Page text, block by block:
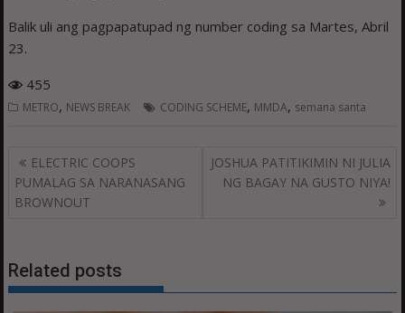
Balik uli ang pagpapatupad ng number coding sa Martes, Abril
23.
455
METRO, NEWS BREAK CODING SCHEME, MMDA, semana santa
Post
navigation
ELECTRIC COOPS
PUMALAG SA NARANASANG
BROWNOUT
JOSHUA PATITIKIMIN NI JULIA
NG BAGAY NA GUSTO NIYA!
Related posts